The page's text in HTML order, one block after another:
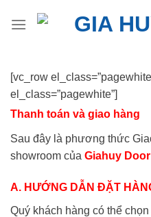
[vc_row
el_class=”pagewhite”]
Thanh toán và giao hàng
Sau đây là phương thức
showroom của Giahuy Door
A. HƯỚNG DẪN ĐẶT
Quý khách hàng có thể